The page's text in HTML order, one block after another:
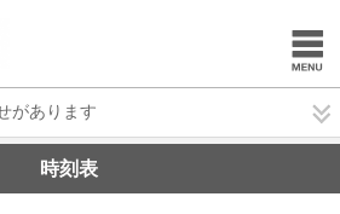
があります
時刻表